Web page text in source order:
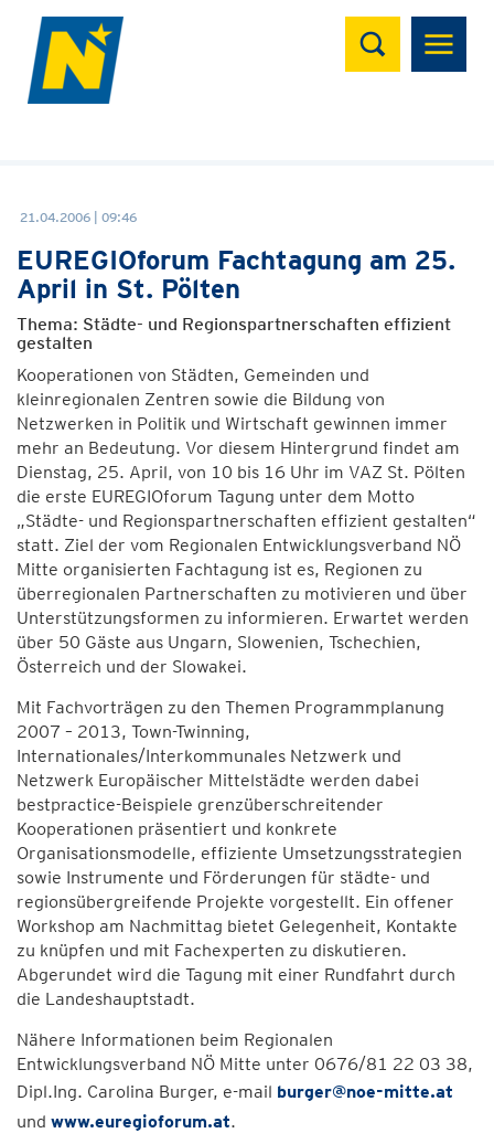
Suchen
21.04.2006 | 09:46
EUREGIOforum Fachtagung am 25.
April in St. Pölten
Thema: Städte- und Regionspartnerschaften effizient
gestalten
Kooperationen von Städten, Gemeinden und
kleinregionalen Zentren sowie die Bildung von
Netzwerken in Politik und Wirtschaft gewinnen immer
mehr an Bedeutung. Vor diesem Hintergrund findet am
Dienstag, 25. April, von 10 bis 16 Uhr im VAZ St. Pölten
die erste EUREGIOforum Tagung unter dem Motto
„Städte- und Regionspartnerschaften effizient gestalten“
statt. Ziel der vom Regionalen Entwicklungsverband NÖ
Mitte organisierten Fachtagung ist es, Regionen zu
überregionalen Partnerschaften zu motivieren und über
Unterstützungsformen zu informieren. Erwartet werden
über 50 Gäste aus Ungarn, Slowenien, Tschechien,
Österreich und der Slowakei.
Mit Fachvorträgen zu den Themen Programmplanung
2007 – 2013, Town-Twinning,
Internationales/Interkommunales Netzwerk und
Netzwerk Europäischer Mittelstädte werden dabei
bestpractice-Beispiele grenzüberschreitender
Kooperationen präsentiert und konkrete
Organisationsmodelle, effiziente Umsetzungsstrategien
sowie Instrumente und Förderungen für städte- und
regionsübergreifende Projekte vorgestellt. Ein offener
Workshop am Nachmittag bietet Gelegenheit, Kontakte
zu knüpfen und mit Fachexperten zu diskutieren.
Abgerundet wird die Tagung mit einer Rundfahrt durch
die Landeshauptstadt.
Nähere Informationen beim Regionalen
Entwicklungsverband NÖ Mitte unter 0676/81 22 03 38,
Dipl.Ing. Carolina Burger, e-mail burger@noe-mitte.at
und www.euregioforum.at.